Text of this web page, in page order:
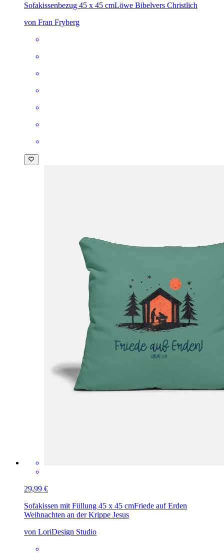
Sofakissenbezug 45 x 45 cmLöwe Bibelvers Christlich
von Fran Fryberg
29,99 €
Sofakissen mit Füllung 45 x 45 cmFriede auf Erden
Weihnachten an der Krippe Jesus
von LoriDesign Studio